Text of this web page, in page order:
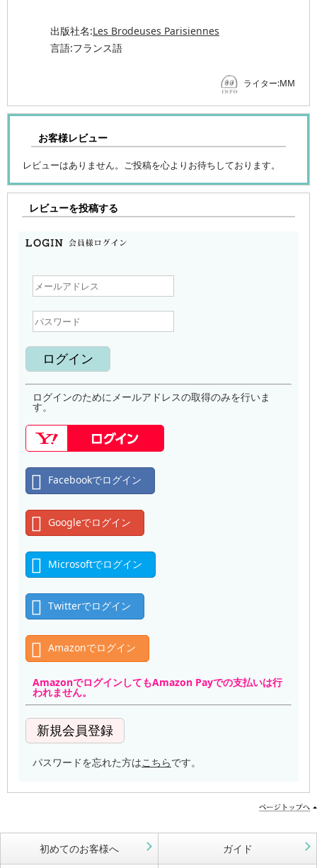
出版社名:Les Brodeuses Parisiennes
言語:フランス語
ライター:MM
お客様レビュー
レビューはありません。ご投稿を心よりお待ちしております。
レビューを投稿する
ログインのためにメールアドレスの取得のみを行いま
す。
Facebookでログイン
Googleでログイン
Microsoftでログイン
Twitterでログイン
Amazonでログイン
AmazonでログインしてもAmazon Payでの支払いは行
われません。
パスワードを忘れた方はこちらです。
初めてのお客様へ ガイド